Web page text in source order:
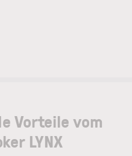
Vorteile vom
LYNX